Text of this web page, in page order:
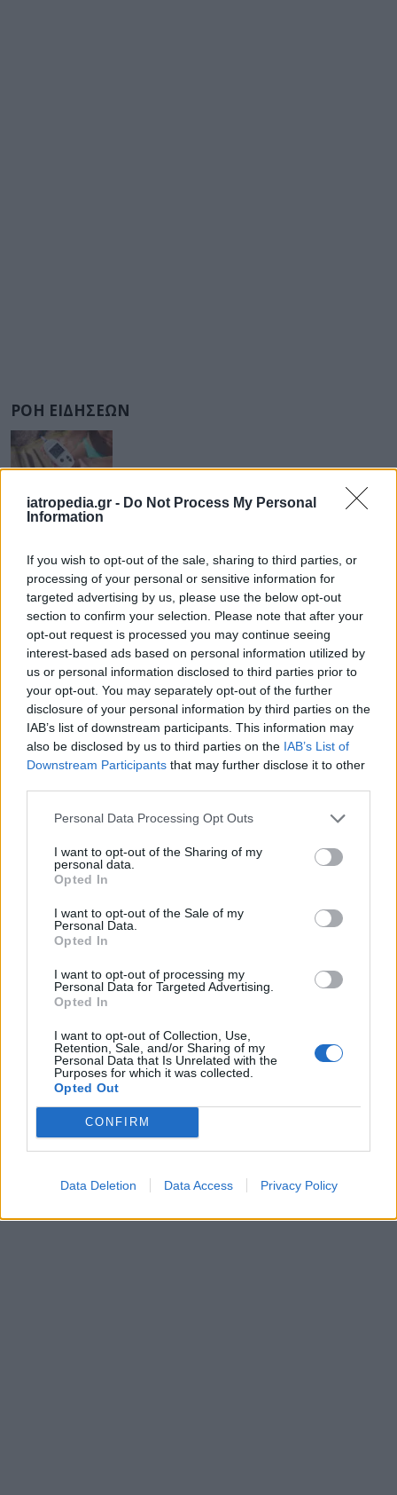
iatropedia.gr - Do Not Process My Personal
Information
If you wish to opt-out of the sale, sharing to third parties, or
processing of your personal or sensitive information for
targeted advertising by us, please use the below opt-out
section to confirm your selection. Please note that after your
opt-out request is processed you may continue seeing
interest-based ads based on personal information utilized by
us or personal information disclosed to third parties prior to
your opt-out. You may separately opt-out of the further
disclosure of your personal information by third parties on the
IAB’s list of downstream participants. This information may
also be disclosed by us to third parties on the IAB’s List of
Downstream Participants that may further disclose it to other
Personal Data Processing Opt Outs
I want to opt-out of the Sharing of my
personal data.
Opted In
I want to opt-out of the Sale of my
Personal Data.
Opted In
I want to opt-out of processing my
Personal Data for Targeted Advertising.
Opted In
I want to opt-out of Collection, Use,
Retention, Sale, and/or Sharing of my
Personal Data that Is Unrelated with the
Purposes for which it was collected.
Opted Out
CONFIRM
Data Deletion Data Access Privacy Policy
ΡΟΗ ΕΙΔΗΣΕΩΝ
ΥΓΕΙΑ 07 Αυγούστου 2026 20:01
ΕΙΔΗΣΕΙΣ 07 Αυγούστου 2026 19:33
ΙΣΑ: «Καμπανάκι» για τον ιό του Δυτικού Νείλου στην
Αττική – Τι ζητά από τις Αρχές
Κεχρί: Πώς μια ενισχυμένη ποικιλία μπορεί να
«γεμίσει» σίδηρο τα παιδιά, χωρίς παρενέργειες